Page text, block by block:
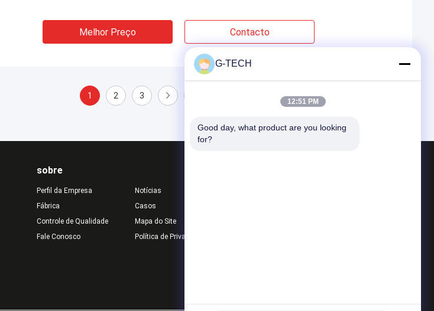
Melhor Preço Contacto
1 2 3
sobre
Perfil da Empresa
Fábrica
Controle de Qualidade
Fale Conosco
Notícias
Casos
Mapa do Site
Política de Privacidade
G-TECH
12:51 PM
Good day, what product are you looking
for?